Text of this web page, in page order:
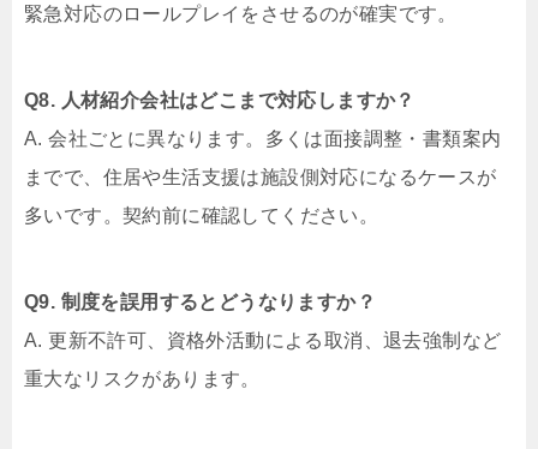
緊急対応のロールプレイをさせるのが確実です。
Q8. 人材紹介会社はどこまで対応しますか？
A. 会社ごとに異なります。多くは面接調整・書類案内
までで、住居や生活支援は施設側対応になるケースが
多いです。契約前に確認してください。
Q9. 制度を誤用するとどうなりますか？
A. 更新不許可、資格外活動による取消、退去強制など
重大なリスクがあります。